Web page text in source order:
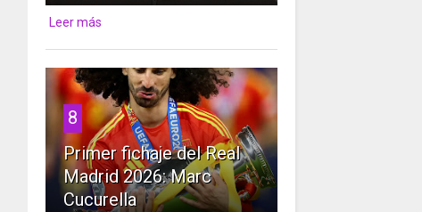
Leer más
8
Primer fichaje del Real
Madrid 2026: Marc
Cucurella